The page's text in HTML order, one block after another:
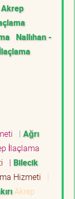
Akrep
Nallıhan -
| Ağrı
İlaçlama
| Bilecik
Hizmeti
|
Akrep